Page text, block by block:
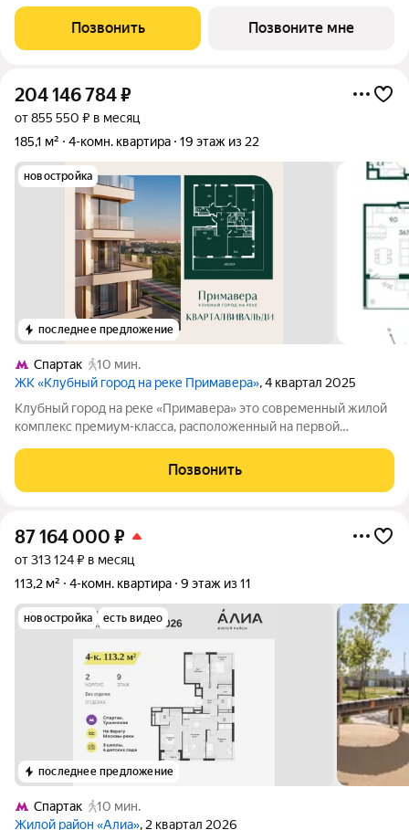
находится в Покровском-Стрешневе, экологически чистом
районе на престижном
Позвонить Позвоните мне
204 146 784₽
от 855 550 ₽ в месяц
185,1 м²
4-комн. квартира 19 этаж из 22
новостройка
последнее предложение
Спартак
10 мин.
ЖК «Клубный город на реке Примавера», 4 квартал 2025
Клубный город на реке «Примавера» это современный жилой
комплекс премиум-класса, расположенный на первой
Покровское-Стрешнево. Под панорамными окнами квартир
находится собственный экопарк с
Позвонить
87 164 000 ₽
от 313 124 ₽ в месяц
113,2 м²
4-комн. квартира 9 этаж из 11
новостройка есть видео
последнее предложение
Спартак
10 мин.
Жилой район «Алиа», 2 квартал 2026